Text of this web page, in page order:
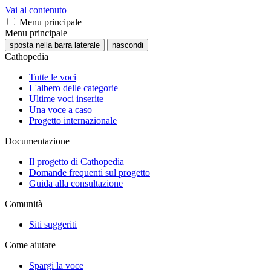
Vai al contenuto
Menu principale
Menu principale
sposta nella barra laterale nascondi
Cathopedia
Tutte le voci
L'albero delle categorie
Ultime voci inserite
Una voce a caso
Progetto internazionale
Documentazione
Il progetto di Cathopedia
Domande frequenti sul progetto
Guida alla consultazione
Comunità
Siti suggeriti
Come aiutare
Spargi la voce